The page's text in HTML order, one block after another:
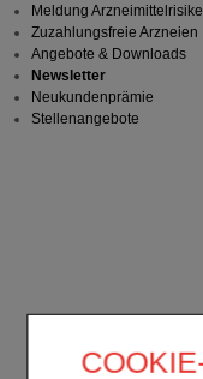
Meldung
Zuzahlungsfreie Arzneien
Angebote & Downloads
Newsletter
Neukundenprämie
Stellenangebote